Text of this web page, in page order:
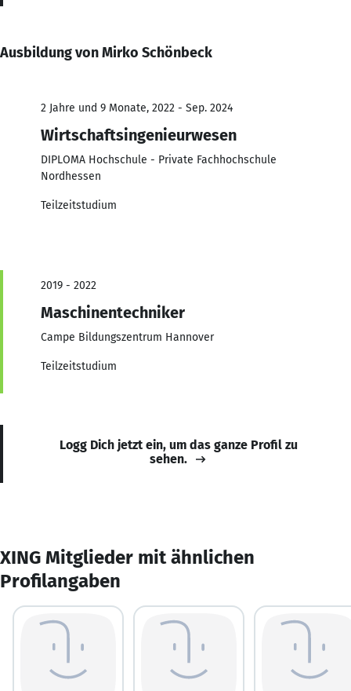
Ausbildung von Mirko Schönbeck
2 Jahre und 9 Monate, 2022 - Sep. 2024
Wirtschaftsingenieurwesen
DIPLOMA Hochschule - Private Fachhochschule
Nordhessen
Teilzeitstudium
2019 - 2022
Maschinentechniker
Campe Bildungszentrum Hannover
Teilzeitstudium
Logg Dich jetzt ein, um das ganze Profil zu
sehen.
XING Mitglieder mit ähnlichen
Profilangaben